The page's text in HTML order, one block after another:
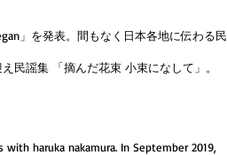
」を発表。間もなく日本各地に伝わる民
民謡集 「摘んだ花束 小束になして」。
haruka nakamura. In September 2019,